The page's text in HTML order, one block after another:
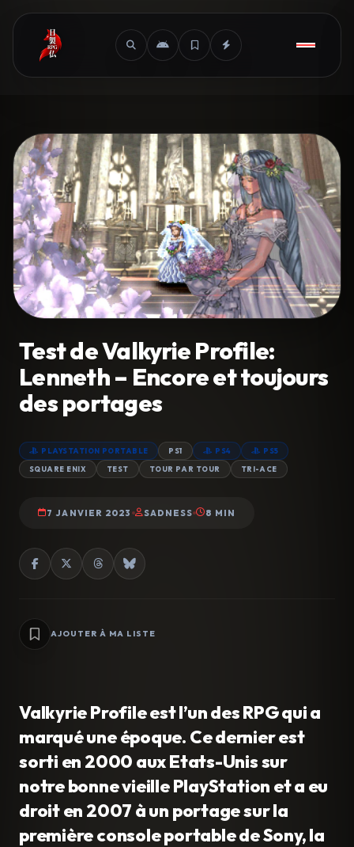
Test de Valkyrie Profile:
Lenneth – Encore et toujours
des portages
PLAYSTATION PORTABLE PS1 PS4 PS5
SQUARE ENIX TEST TOUR PAR TOUR TRI-ACE
7 JANVIER 2023 SADNESS 8 MIN
AJOUTER À MA LISTE
Valkyrie Profile est l’un des RPG qui a
marqué une époque. Ce dernier est
sorti en 2000 aux Etats-Unis sur
notre bonne vieille PlayStation et a eu
droit en 2007 à un portage sur la
première console portable de Sony, la